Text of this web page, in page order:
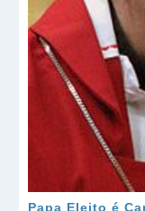
Papa Eleito é